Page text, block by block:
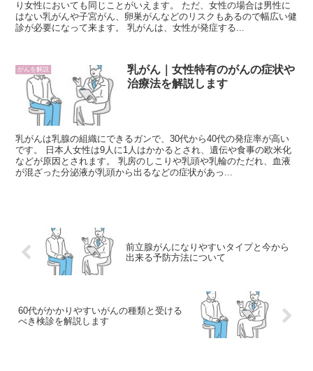
り女性においても同じことがいえます。 ただ、女性の場合は男性に
はない乳がんや子宮がん、卵巣がんなどのリスクもあるので幅広い健
診が必要になって来ます。 乳がんは、女性が発症する...
がんを解説
乳がん｜女性特有のがんの症状や
治療法を解説します
乳がんは乳腺の組織にできるガンで、30代から40代の発症率が高い
です。 日本人女性は9人に1人はかかるとされ、遺伝や食事の欧米化
などが原因とされます。 乳房のしこりや乳頭や乳輪のただれ、血液
が混ざった分泌液が乳頭から出るなどの症状があっ...
前立腺がんになりやすいタイプと今から
出来る予防方法について
60代がかかりやすいがんの種類と受ける
べき検診を解説します